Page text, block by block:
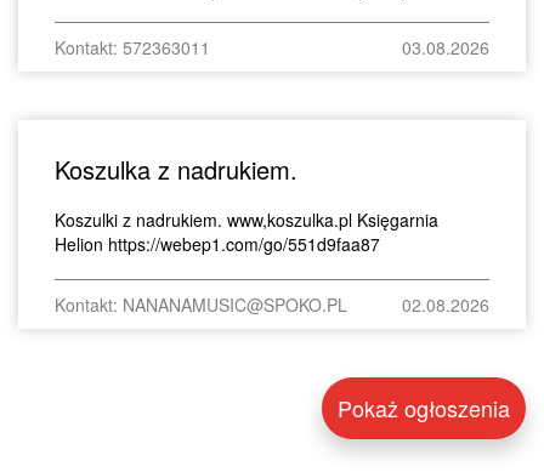
Kontakt: 572363011 03.08.2026
Koszulka z nadrukiem.
Koszulki z nadrukiem. www,koszulka.pl Księgarnia
Helion https://webep1.com/go/551d9faa87
Kontakt: NANANAMUSIC@SPOKO.PL 02.08.2026
Pokaż ogłoszenia